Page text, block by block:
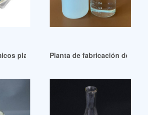
plastificantes de alta calidad
Planta de fabricación de